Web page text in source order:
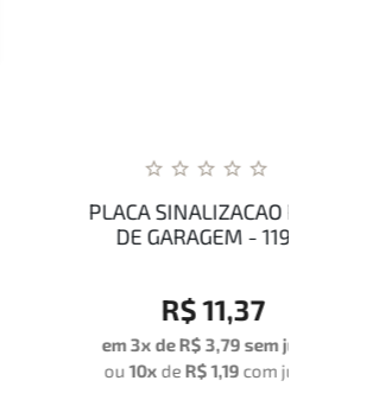
PLACA SINALIZACAO PS04
DE GARAGEM - 11912
R$ 11,37
R$ 3,79sem juros
R$ 1,19com juros